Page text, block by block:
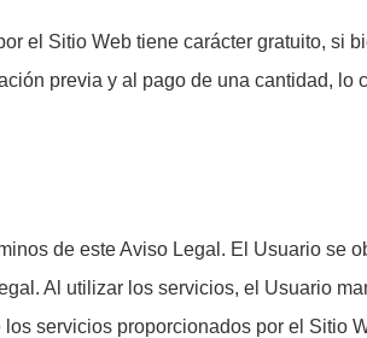
el Sitio Web tiene carácter gratuito, si
previa y al pago de una cantidad, lo
de este Aviso Legal. El Usuario se
Al utilizar los servicios, el Usuario
servicios proporcionados por el Sitio